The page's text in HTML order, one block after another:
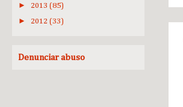
► 2013 (85)
► 2012 (33)
Denunciar abuso